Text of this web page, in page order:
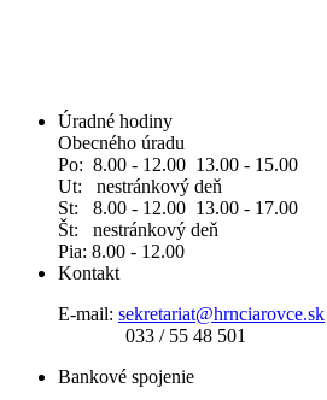
Úradné hodiny
Obecného úradu
Po: 8.00 - 12.00 13.00 - 15.00
Ut: nestránkový deň
St: 8.00 - 12.00 13.00 - 17.00
Št: nestránkový deň
Pia: 8.00 - 12.00
Kontakt
E-mail: sekretariat@hrnciarovce.sk
033 / 55 48 501
Bankové spojenie